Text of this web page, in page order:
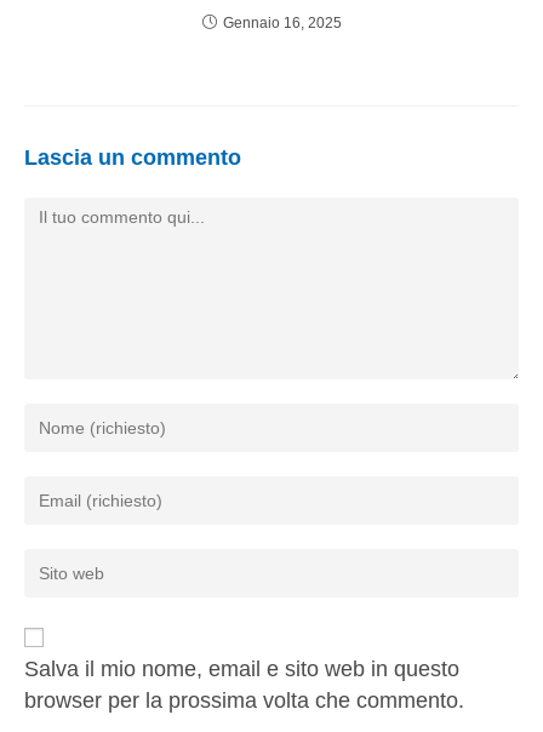
Gennaio 16, 2025
Lascia un commento
Salva il mio nome, email e sito web in questo
browser per la prossima volta che commento.